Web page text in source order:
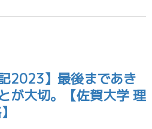
2023】最後まであき
が大切。【佐賀大学 理